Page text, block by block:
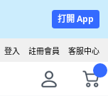
打開 App
客服中心
註冊會員
登入